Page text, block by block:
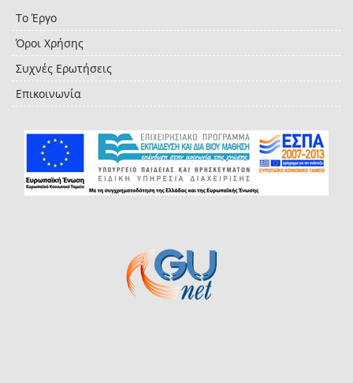
Το Έργο
Όροι Χρήσης
Συχνές Ερωτήσεις
Επικοινωνία